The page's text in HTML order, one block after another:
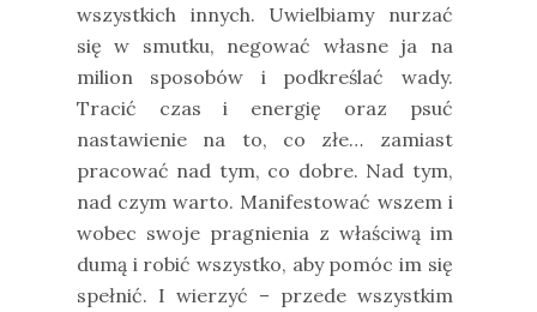
wszystkich innych. Uwielbiamy nurzać
się w smutku, negować własne ja na
milion sposobów i podkreślać wady.
Tracić czas i energię oraz psuć
nastawienie na to, co złe… zamiast
pracować nad tym, co dobre. Nad tym,
nad czym warto. Manifestować wszem i
wobec swoje pragnienia z właściwą im
dumą i robić wszystko, aby pomóc im się
spełnić. I wierzyć – przede wszystkim